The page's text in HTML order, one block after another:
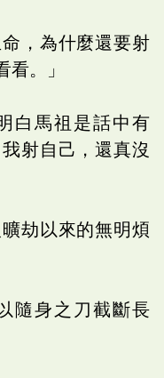
，為什麼還要射
。」
白馬祖是話中有
射自己，還真沒
劫以來的無明煩
隨身之刀截斷長